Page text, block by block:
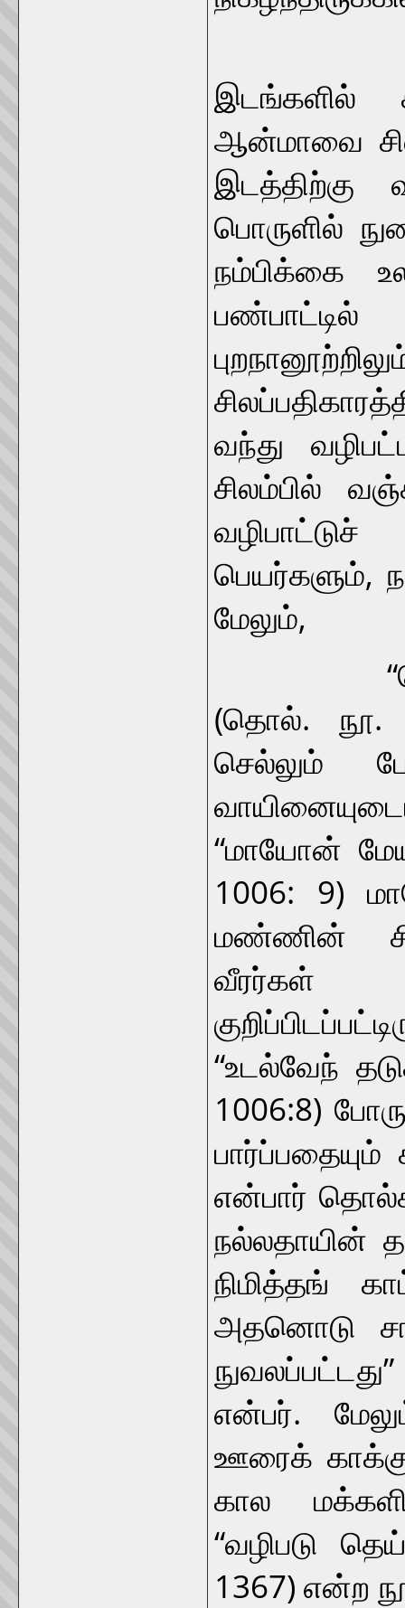
இடங்களில்
ஆன்மாவை
பொருளில்
நம்பிக்கை
வந்து
சிலம்பில்
பெயர்களும்,
மேலும்,
“வெற்றி
(தொல். நூ.
செல்லும்
“மாயோன்
1006: 9)
மண்ணின்
வீரர்கள்
“உடல்வேந்
1006:8)
என்பார்
நல்லதாயின்
நிமித்தங்
அதனொடு
என்பர்.
ஊரைக்
கால
“வழிபடு
1367) என்ற